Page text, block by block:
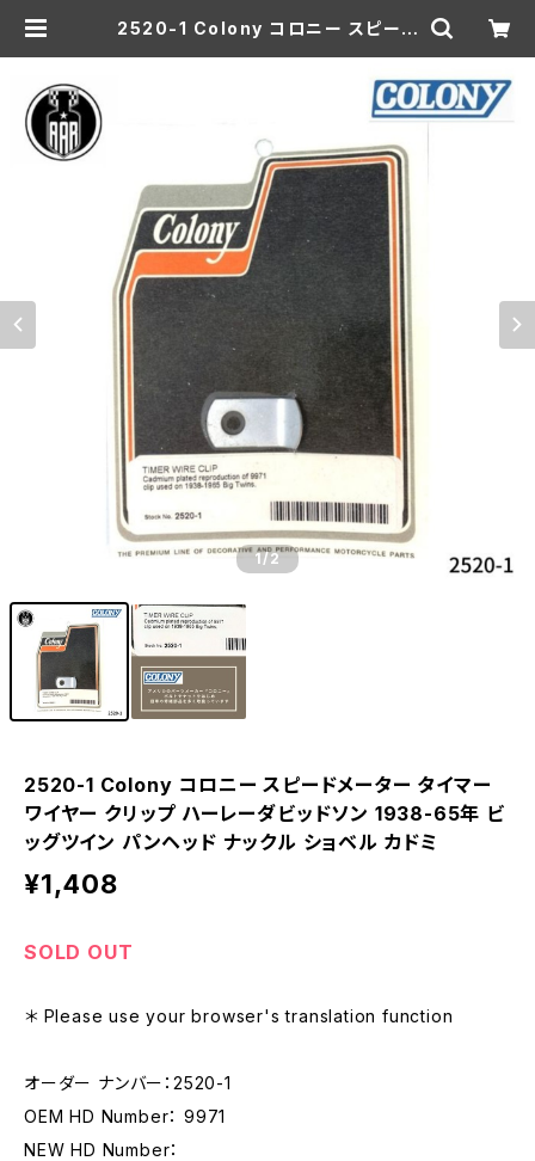
2520-1 Colony コロニー スピード
ビッグツイン パンヘッド ナックル シ
1/2
2520-1 Colony コロニー スピードメーター タイマー
ワイヤー クリップ ハーレーダビッドソン 1938-65年 ビ
ッグツイン パンヘッド ナックル ショベル カドミ
¥1,408
SOLD OUT
＊ Please use your browser's translation function
オーダー ナンバー：2520-1
OEM HD Number： 9971
NEW HD Number：